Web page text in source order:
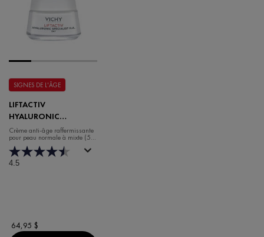
SIGNES DE L'ÂGE
LIFTACTIV
HYALURONIC
SPECIALIST H.A. ANTI-
RIDES CRÈME
HYDRATANTE DE JOUR
POUR PEAU NORMALE
Crème anti-âge raffermissante
pour peau normale à mixte (50
ml)
4.5
64,95 $